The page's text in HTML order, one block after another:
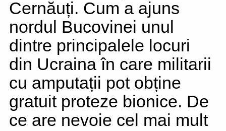
Cernăuți. Cum a ajuns
nordul Bucovinei unul
dintre principalele locuri
din Ucraina în care militarii
cu amputații pot obține
gratuit proteze bionice. De
ce are nevoie cel mai mult